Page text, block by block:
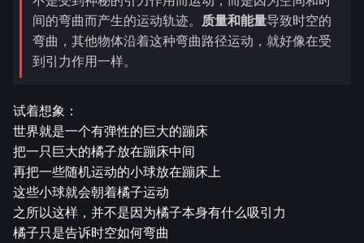
间的弯曲而产生的运动轨迹。 质量和能量导致时空的
弯曲，其他物体沿着这种弯曲路径运动，就好像在受
到引力作用一样。
试着想象：
世界就是一个有弹性的巨大的蹦床
把一只巨大的橘子放在蹦床中间
再把一些随机运动的小球放在蹦床上
这些小球就会朝着橘子运动
之所以这样，并不是因为橘子本身有什么吸引力
橘子只是告诉时空如何弯曲